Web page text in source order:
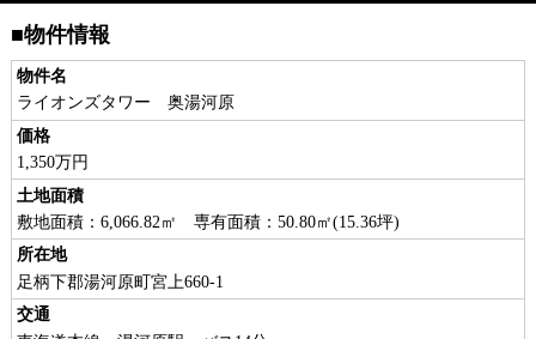
■物件情報
物件名
ライオンズタワー 奥湯河原
価格
1,350万円
土地面積
敷地面積：6,066.82㎡ 専有面積：50.80㎡(15.36坪)
所在地
足柄下郡湯河原町宮上660-1
交通